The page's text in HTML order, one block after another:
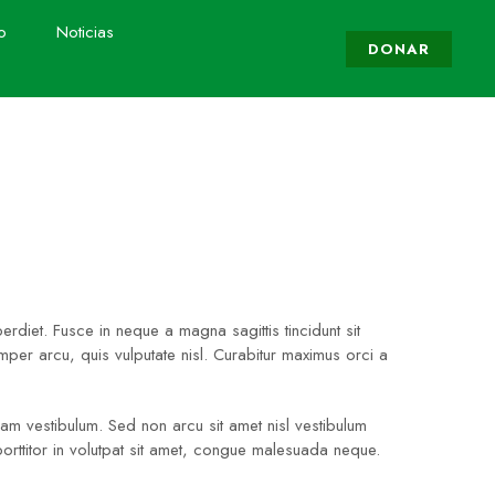
Noticias
DONAR
Fusce in neque a magna sagittis tincidunt sit
arcu, quis vulputate nisl. Curabitur maximus orci a
vestibulum. Sed non arcu sit amet nisl vestibulum
in volutpat sit amet, congue malesuada neque.